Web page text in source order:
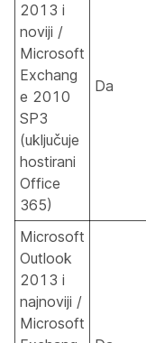
2013 i
noviji /
Microsoft
Exchang
e 2010
SP3
(uključuje
hostirani
Office
365)
Da
Microsoft
Outlook
2013 i
najnoviji /
Microsoft